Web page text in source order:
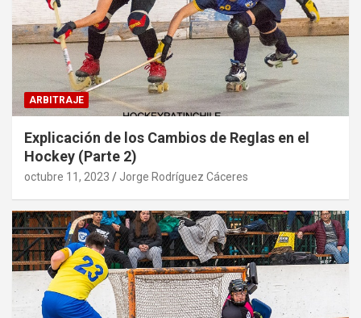
ARBITRAJE
Explicación de los Cambios de Reglas en el
Hockey (Parte 2)
octubre 11, 2023 Jorge Rodríguez Cáceres